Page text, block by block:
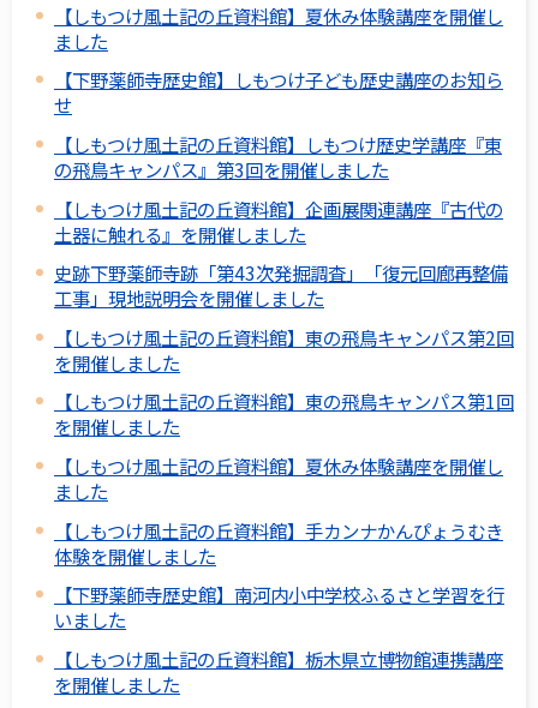
【しもつけ風土記の丘資料館】夏休み体験講座を開催し
ました
【下野薬師寺歴史館】しもつけ子ども歴史講座のお知ら
せ
【しもつけ風土記の丘資料館】しもつけ歴史学講座『東
の飛鳥キャンパス』第3回を開催しました
【しもつけ風土記の丘資料館】企画展関連講座『古代の
土器に触れる』を開催しました
史跡下野薬師寺跡「第43次発掘調査」「復元回廊再整備
工事」現地説明会を開催しました
【しもつけ風土記の丘資料館】東の飛鳥キャンパス第2回
を開催しました
【しもつけ風土記の丘資料館】東の飛鳥キャンパス第1回
を開催しました
【しもつけ風土記の丘資料館】夏休み体験講座を開催し
ました
【しもつけ風土記の丘資料館】手カンナかんぴょうむき
体験を開催しました
【下野薬師寺歴史館】南河内小中学校ふるさと学習を行
いました
【しもつけ風土記の丘資料館】栃木県立博物館連携講座
を開催しました